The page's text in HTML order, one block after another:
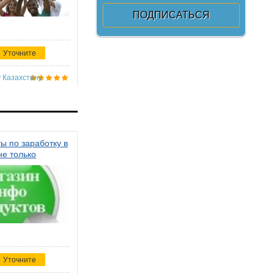
Уточните
Казахстану
по заработку в
только
Уточните